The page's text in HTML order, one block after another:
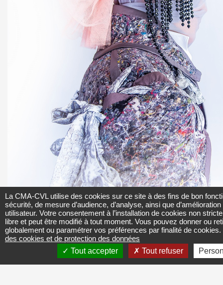
La CMA-CVL utilise des cookies sur ce site à des fins de bon
sécurité, de mesure d’audience, d’analyse, ainsi que
utilisateur. Votre consentement à l’installation de cookies non
libre et peut être modifié à tout moment. Vous pouvez donner ou
globalement ou paramétrer vos préférences par finalité de
des cookies et de protection des données
Tout accepter
Tout refuser